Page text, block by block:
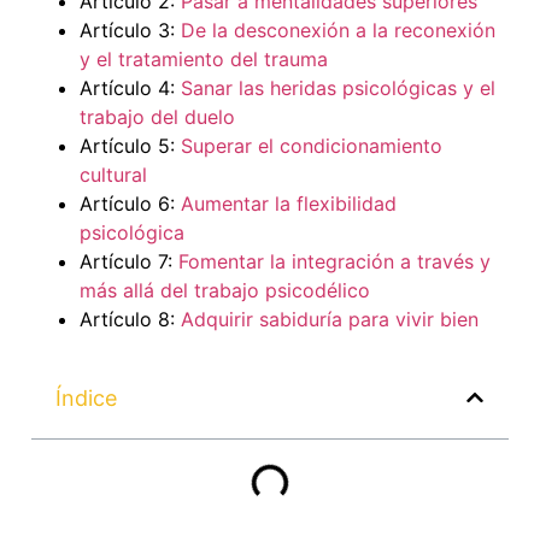
Artículo 3: De la desconexión a la reconexión
y el tratamiento del trauma
Artículo 4: Sanar las heridas psicológicas y el
trabajo del duelo
Artículo 5: Superar el condicionamiento
cultural
Artículo 6: Aumentar la flexibilidad
psicológica
Artículo 7: Fomentar la integración a través y
más allá del trabajo psicodélico
Artículo 8: Adquirir sabiduría para vivir bien
Índice